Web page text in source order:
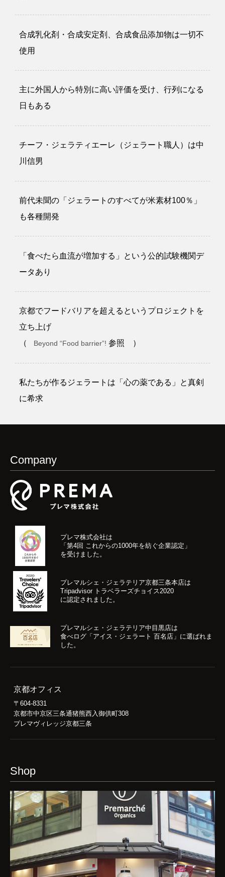
合成乳化剤・合成安定剤、合成食品添加物は一切不
使用
主に外国人から特別に高い評価を受け、行列になる
日もある
チーフ・ジェラティエーレ（ジェラート職人）は中
川信男
前代未聞の「ジェラートのすべてが米素材100％」
も各種開発
「食べたら血流が増加する」という公的試験機関デ
ータあり
京都でフードバリアを超えるというプロジェクトを
立ち上げ
（
Beyond “Food barrier”!参照 ）
私たちが作るジェラートは「心の薬である」と真剣
に希求
Company
プレマ株式会社は
「第4回 これからの1000年を紡ぐ企業認定」
を受けました。
プレマルシェ・ジェラテリア京都三条本店は
Tripadvisor トラベラーズチョイス2020
に認定されました。
プレマルシェ・ジェラテリア中目黒店は
食べログ「アイス・ジェラート 百名店」に選ばれま
した。
京都オフィス
〒604-8331
京都市中京区三条通猪熊西入御供町308
プレマヴィレッジ京都三条
Shop